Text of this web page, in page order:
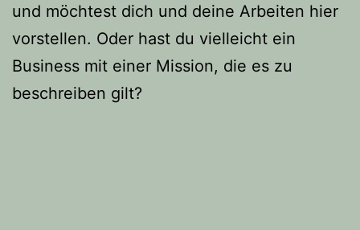
und möchtest dich und deine Arbeiten hier
vorstellen. Oder hast du vielleicht ein
Business mit einer Mission, die es zu
beschreiben gilt?